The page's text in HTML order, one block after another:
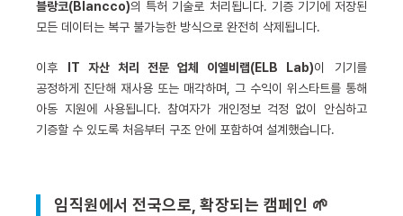
블랑코(Blancco)의 특허 기술로 처리됩니다. 기증 기기에 저장된
모든 데이터는 복구 불가능한 방식으로 완전히 삭제됩니다.
이후 IT 자산 처리 전문 업체 이엘비랩(ELB Lab)이 기기를
공정하게 진단해 재사용 또는 매각하며, 그 수익이 위스타트를 통해
아동 지원에 사용됩니다. 참여자가 개인정보 걱정 없이 안심하고
기증할 수 있도록 처음부터 구조 안에 포함하여 설계했습니다.
임직원에서 전국으로, 확장되는 캠페인 🌱